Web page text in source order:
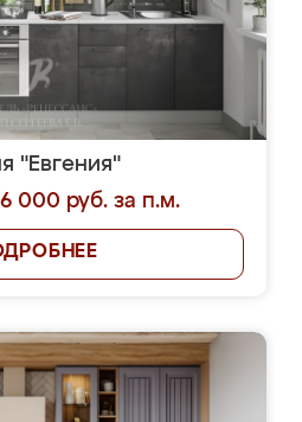
"Евгения"
000 руб. за п.м.